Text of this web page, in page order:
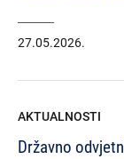
27.05.2026.
AKTUALNOSTI
Državno